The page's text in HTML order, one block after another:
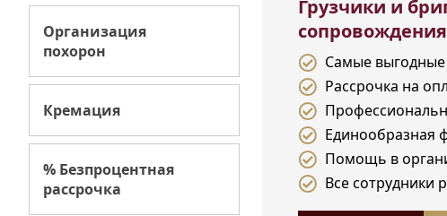
Организация
похорон
Кремация
% Безпроцентная
рассрочка
Грузчики и
Самые
Рассрочка на
Единообразная
Помощь в
Все сотрудники